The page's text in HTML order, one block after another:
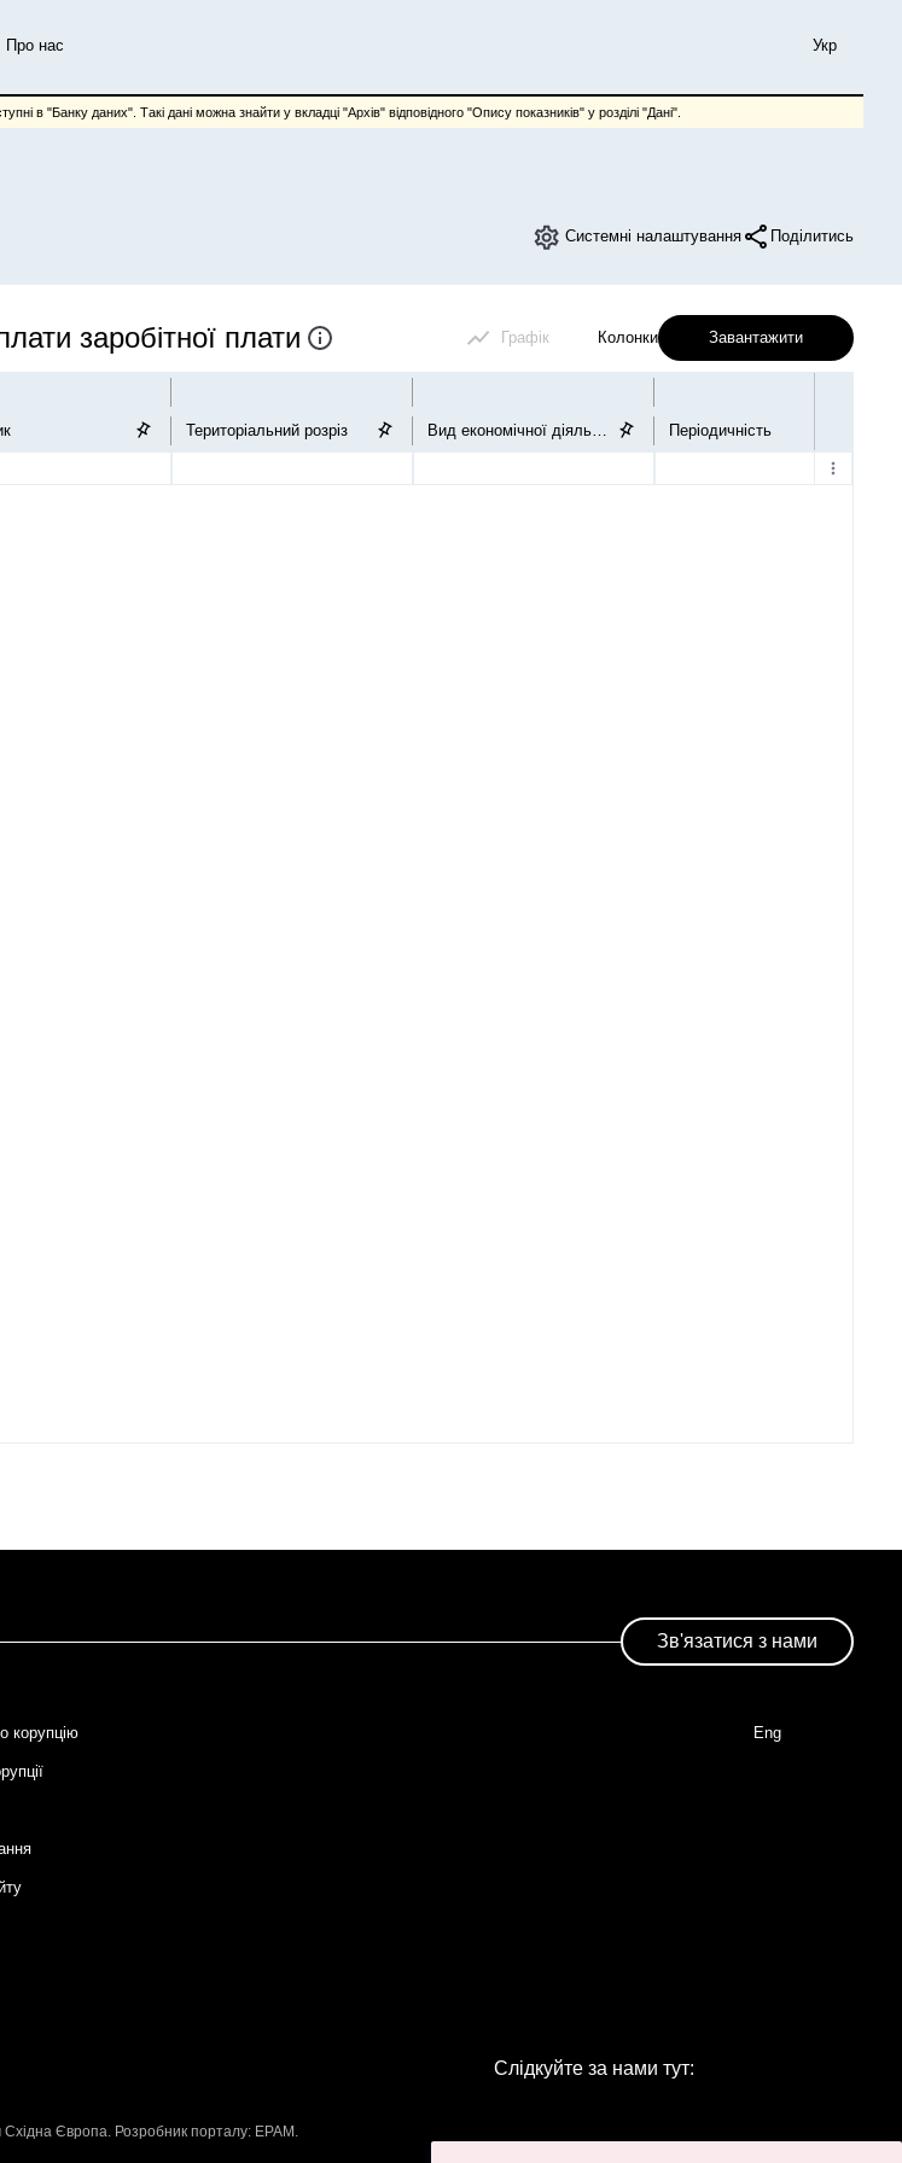
Про нас Укр
в "Банку даних". Такі дані можна знайти у вкладці "Архів" відповідного "Опису показників" у розділі "Дані".
Системні налаштування Поділитись
заробітної плати Графік Колонки Завантажити
Територіальний розріз Вид економічної діяльності Періодичність
Зв'язатися з нами
корупцію Eng
Європа. Розробник порталу: EPAM .
Слідкуйте за нами тут: